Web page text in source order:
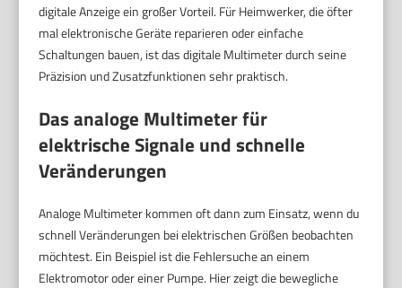
digitale Anzeige ein großer Vorteil. Für Heimwerker, die öfter
mal elektronische Geräte reparieren oder einfache
Schaltungen bauen, ist das digitale Multimeter durch seine
Präzision und Zusatzfunktionen sehr praktisch.
Das analoge Multimeter für
elektrische Signale und schnelle
Veränderungen
Analoge Multimeter kommen oft dann zum Einsatz, wenn du
schnell Veränderungen bei elektrischen Größen beobachten
möchtest. Ein Beispiel ist die Fehlersuche an einem
Elektromotor oder einer Pumpe. Hier zeigt die bewegliche